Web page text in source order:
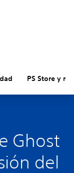
PS Store y
Ghost
del